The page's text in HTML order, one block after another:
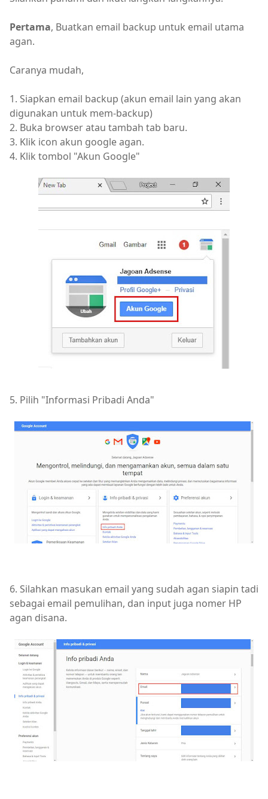
Pertama, Buatkan email backup untuk email utama
agan.
Caranya mudah,
1. Siapkan email backup (akun email lain yang akan
digunakan untuk mem-backup)
2. Buka browser atau tambah tab baru.
3. Klik icon akun google agan.
4. Klik tombol "Akun Google"
5. Pilih "Informasi Pribadi Anda"
6. Silahkan masukan email yang sudah agan siapin tadi
sebagai email pemulihan, dan input juga nomer HP
agan disana.